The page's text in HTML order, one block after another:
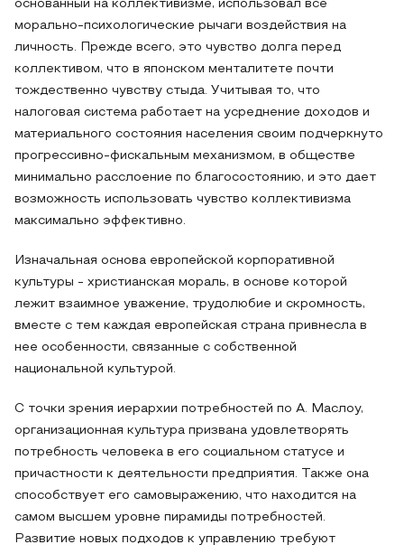
основанный на коллективизме, использовал все
морально-психологические рычаги воздействия на
личность. Прежде всего, это чувство долга перед
коллективом, что в японском менталитете почти
тождественно чувству стыда. Учитывая то, что
налоговая система работает на усреднение доходов и
материального состояния населения своим подчеркнуто
прогрессивно-фискальным механизмом, в обществе
минимально расслоение по благосостоянию, и это дает
возможность использовать чувство коллективизма
максимально эффективно.
Изначальная основа европейской корпоративной
культуры - христианская мораль, в основе которой
лежит взаимное уважение, трудолюбие и скромность,
вместе с тем каждая европейская страна привнесла в
нее особенности, связанные с собственной
национальной культурой.
С точки зрения иерархии потребностей по А. Маслоу,
организационная культура призвана удовлетворять
потребность человека в его социальном статусе и
причастности к деятельности предприятия. Также она
способствует его самовыражению, что находится на
самом высшем уровне пирамиды потребностей.
Развитие новых подходов к управлению требуют